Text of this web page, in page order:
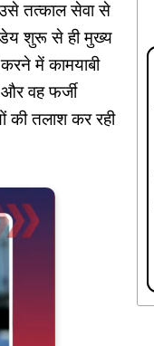
तत्काल सेवा से
शुरू से ही मुख्य
में कामयाबी
वह फर्जी
की तलाश कर रही